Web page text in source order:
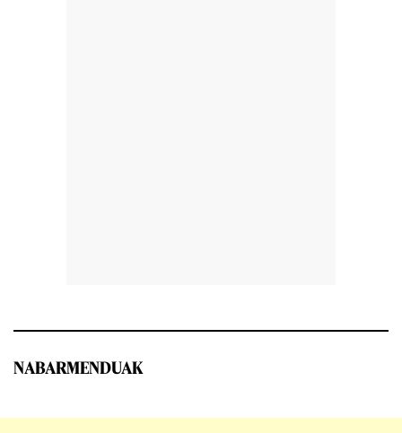
NABARMENDUAK